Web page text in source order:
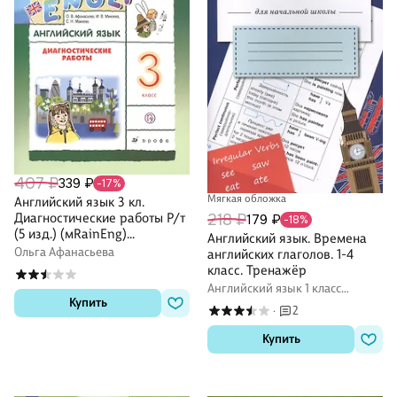
407 ₽339 ₽ -17%
Английский язык 3 кл.
Диагностические работы Р/т
(5 изд.) (мRainEng)
Афанасьева (РУ)
Ольга Афанасьева
Купить
Мягкая обложка
218 ₽179 ₽ -18%
Английский язык. Времена
английских глаголов. 1-4
класс. Тренажёр
Английский язык 1 класс
рабочие тетради (Workbook)
·
2
Купить